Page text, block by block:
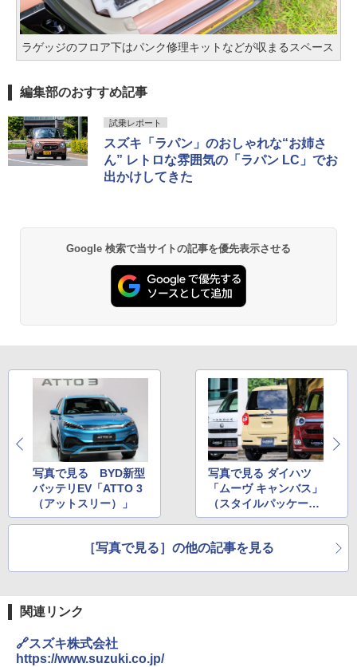
ラゲッジのフロア下はパンク修理キットなどが収まるスペース
編集部のおすすめ記事
試乗レポート
スズキ「ラパン」のおしゃれな“お姉さ
ん” レトロな雰囲気の「ラパン LC」でお
出かけしてきた
Google 検索で当サイトの記事を優先表示させる
写真で見る BYD新型
バッテリEV「ATTO 3
（アットスリー）」
写真で見る ダイハツ
「ムーヴ キャンバス」
（スタイルパッケージ
装着車3モデル）
［写真で見る］の他の記事を見る
関連リンク
🔗スズキ株式会社
https://www.suzuki.co.jp/